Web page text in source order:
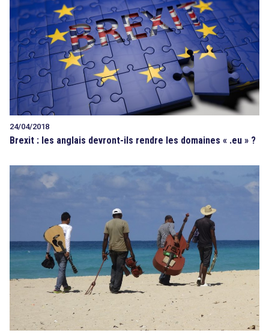
24/04/2018
Brexit : les anglais devront-ils rendre les domaines « .eu » ?